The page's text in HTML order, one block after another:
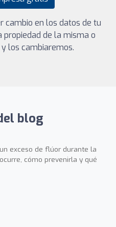
cambio en los datos de tu
de la misma o
los cambiaremos.
blog
exceso de flúor durante la
cómo prevenirla y qué